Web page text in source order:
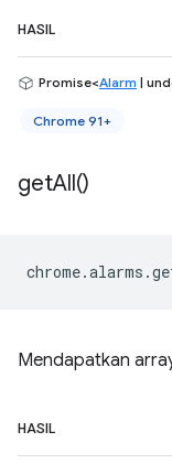
HASIL
Promise<Alarm |
Chrome 91+
getAll()
chrome.alarms .
Mendapatkan
HASIL